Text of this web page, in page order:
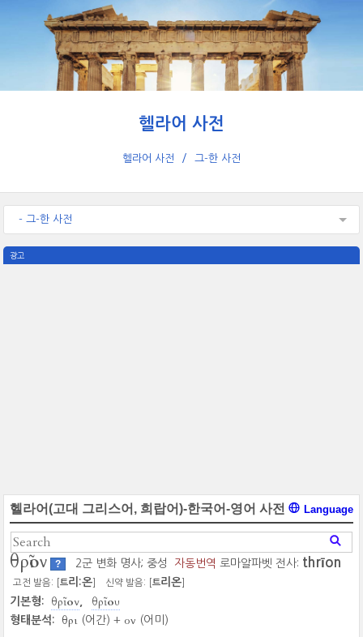
헬라어 사전
헬라어 사전 그-한 사전
- 그-한 사전
광고
헬라어(고대 그리스어, 희랍어)-한국어-영어 사전 Language
θρῖον ? 2군 변화 명사; 중성 자동번역 로마알파벳 전사: thrīon
고전 발음: [트리:온 신약 발음: [트리온
기본형: θρῖον θρῖου
형태분석: θρι (어간) + ον (어미)